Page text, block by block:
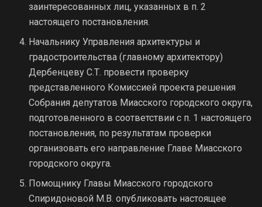
заинтересованных лиц, указанных в п. 2
настоящего постановления.
Начальнику Управления архитектуры и
градостроительства (главному архитектору)
Дербенцеву С.Т. провести проверку
представленного Комиссией проекта решения
Собрания депутатов Миасского городского округа,
подготовленного в соответствии с п. 1 настоящего
постановления, по результатам проверки
организовать его направление Главе Миасского
городского округа.
Помощнику Главы Миасского городского
Спиридоновой М.В. опубликовать настоящее